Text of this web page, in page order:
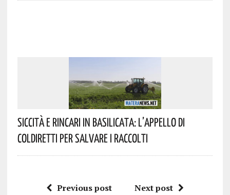
Siccità E Rincari In Basilicata: L’appello Di
Coldiretti Per Salvare I Raccolti
Previous post Next post